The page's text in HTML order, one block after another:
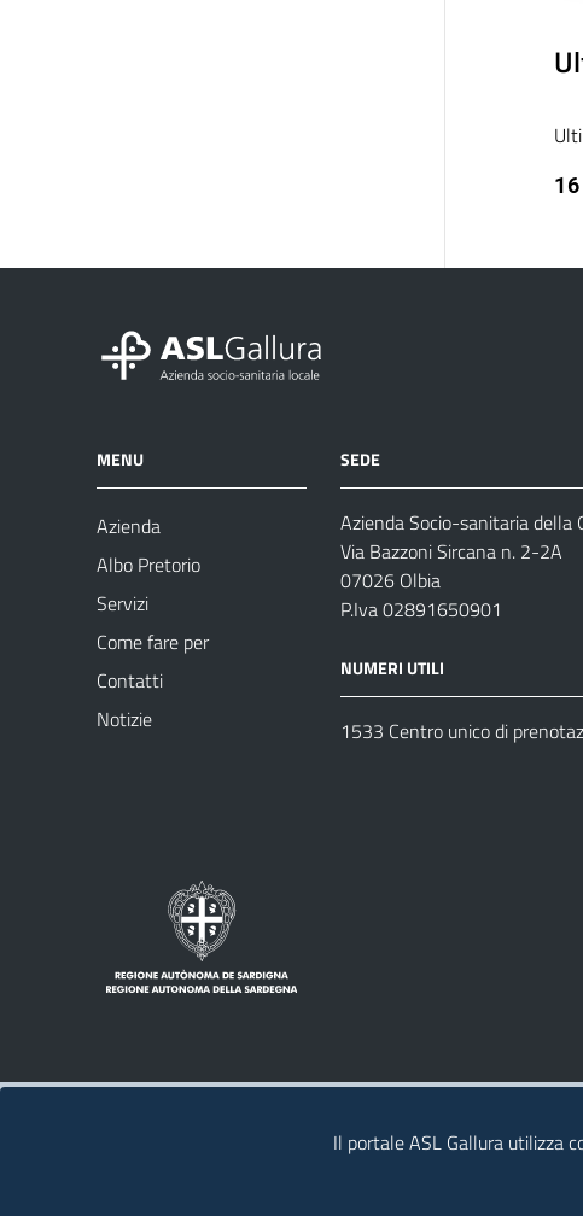
MENU
Azienda
Albo Pretorio
Servizi
Come fare per
Contatti
Notizie
SEDE
Azienda Socio-sanitaria della
Via Bazzoni Sircana n. 2-2A
07026 Olbia
P.Iva 02891650901
NUMERI UTILI
1533 Centro unico di
Il portale ASL Gallura utilizza